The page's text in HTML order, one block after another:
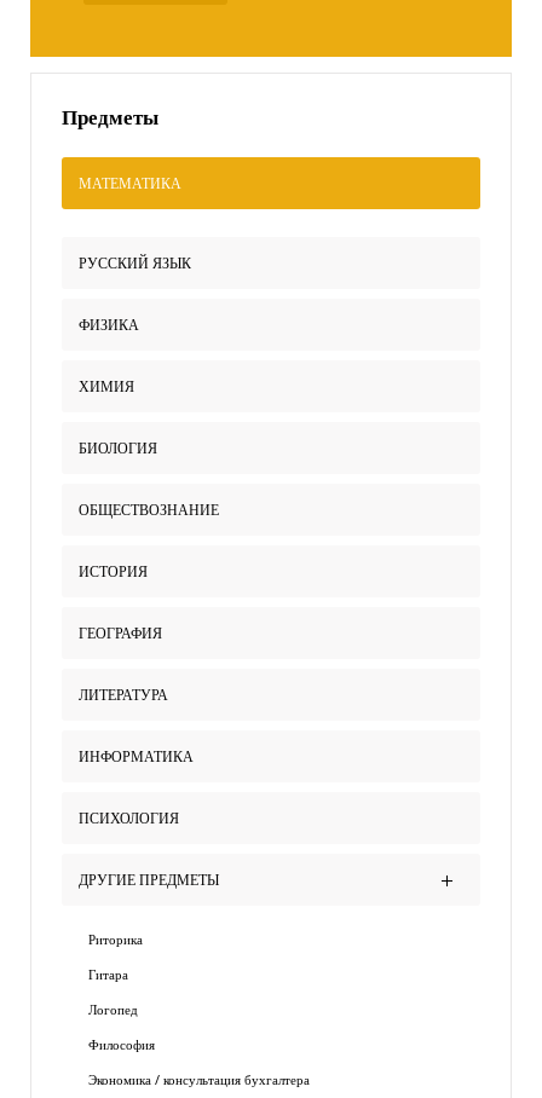
Предметы
МАТЕМАТИКА
РУССКИЙ ЯЗЫК
ФИЗИКА
ХИМИЯ
БИОЛОГИЯ
ОБЩЕСТВОЗНАНИЕ
ИСТОРИЯ
ГЕОГРАФИЯ
ЛИТЕРАТУРА
ИНФОРМАТИКА
ПСИХОЛОГИЯ
ДРУГИЕ ПРЕДМЕТЫ
Риторика
Гитара
Логопед
Философия
Экономика / консультация бухгалтера